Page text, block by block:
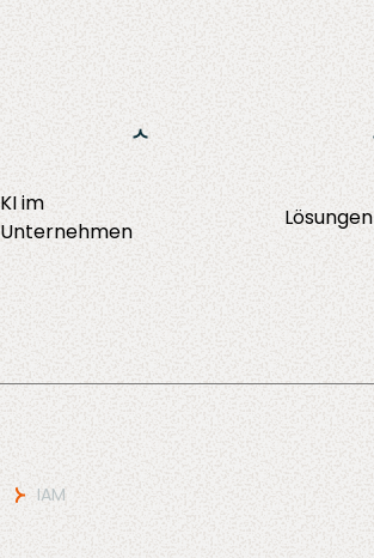
KI im
Unternehmen
KI Strategie &
Lösungen
IAM